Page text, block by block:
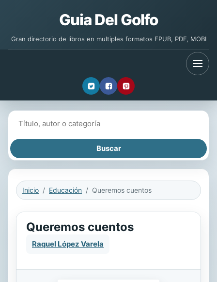
Guia Del Golfo
Gran directorio de libros en multiples formatos EPUB, PDF, MOBI
Inicio Educación Queremos cuentos
Queremos cuentos
Raquel López Varela